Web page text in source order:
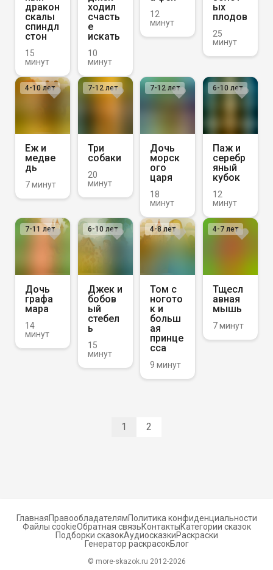
дракон
скалы
спиндл
стон
15
минут
ходил
счасть
е
искать
10
минут
12
минут
ых
плодов
25
минут
Еж и
медве
дь
7 минут
4-10лет
Три
собаки
20
минут
7-12лет
Дочь
морск
ого
царя
18
минут
7-12 лет
Паж и
серебр
яный
кубок
12
минут
6-10 лет
Дочь
графа
мара
14
минут
7-11 лет
Джек и
бобов
ый
стебел
ь
15
минут
6-10 лет
Том с
ногото
к и
больш
ая
принце
сса
9 минут
4-8лет
Тщесл
авная
мышь
7 минут
4-7лет
1 2
ГлавнаяПравообладателямПолитика конфиденциальности
Файлы cookieОбратная связьКонтактыКатегории сказок
Подборки сказокАудиосказкиРаскраски
Генератор раскрасокБлог
© more-skazok.ru 2012-2026